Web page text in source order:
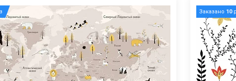
Заказано 10